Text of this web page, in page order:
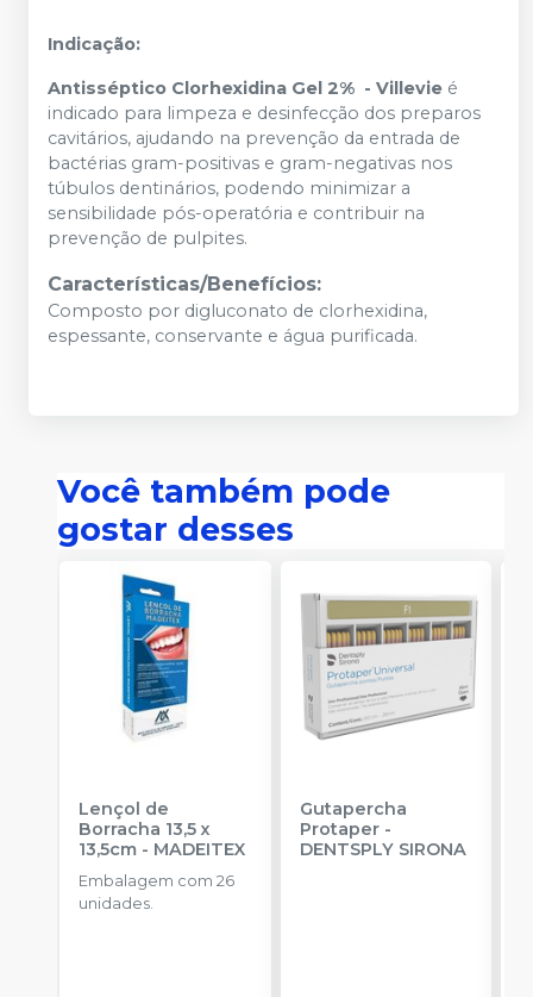
Indicação:
Antisséptico Clorhexidina Gel 2% - Villevie é
indicado para limpeza e desinfecção dos preparos
cavitários, ajudando na prevenção da entrada de
bactérias gram-positivas e gram-negativas nos
túbulos dentinários, podendo minimizar a
sensibilidade pós-operatória e contribuir na
prevenção de pulpites.
Características/Benefícios:
Composto por digluconato de clorhexidina,
espessante, conservante e água purificada.
Você também pode
gostar desses
Lençol de
Borracha 13,5 x
13,5cm - MADEITEX
Embalagem com 26
unidades.
Gutapercha
Protaper-
DENTSPLY SIRONA